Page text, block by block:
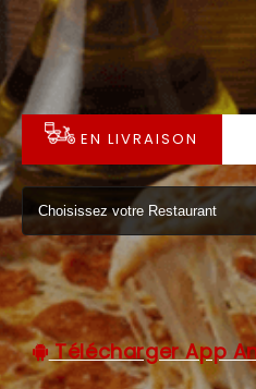
LA CARTE
NOTRE RESTAURANT
VOS AVIS
MENTIONS LÉGALES
EN LIVRAISON
Télécharger App